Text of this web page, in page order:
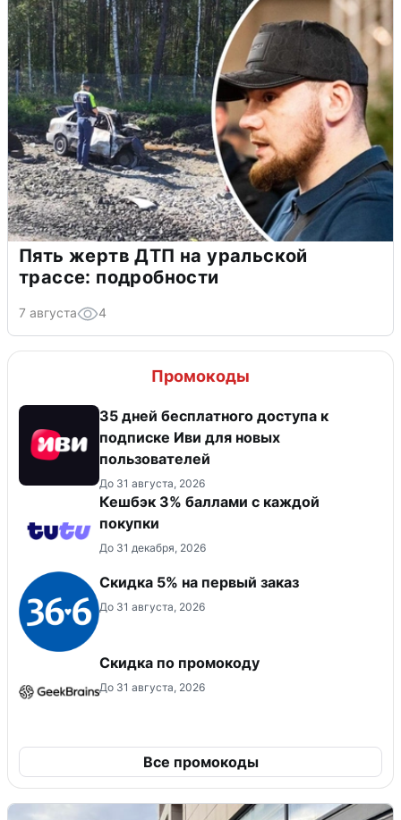
Пять жертв ДТП на уральской
трассе: подробности
7 августа 4
Промокоды
35 дней бесплатного доступа к
подписке Иви для новых
пользователей
До 31 августа, 2026
Кешбэк 3% баллами с каждой
покупки
До 31 декабря, 2026
Скидка 5% на первый заказ
До 31 августа, 2026
Скидка по промокоду
До 31 августа, 2026
Все промокоды